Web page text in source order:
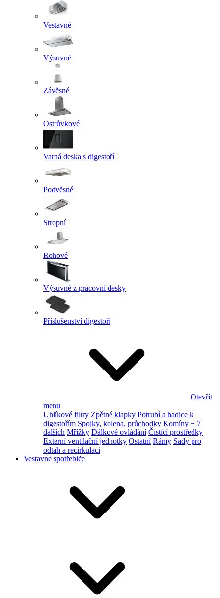
Vestavné
Výsuvné
Závěsné
Ostrůvkové
Varná deska s digestoří
Podvěsné
Stropní
Rohové
Výsuvné z pracovní desky
Příslušenství digestoří
Otevřít
menu
Uhlíkové filtry Zpětné klapky Potrubí a hadice k
digestořím Spojky, kolena, průchodky Komíny + 7
dalších Mřížky Dálkové ovládání Čistící prostředky
Externí ventilační jednotky Ostatní Rámy Sady pro
odtah a recirkulaci
Vestavné spotřebiče